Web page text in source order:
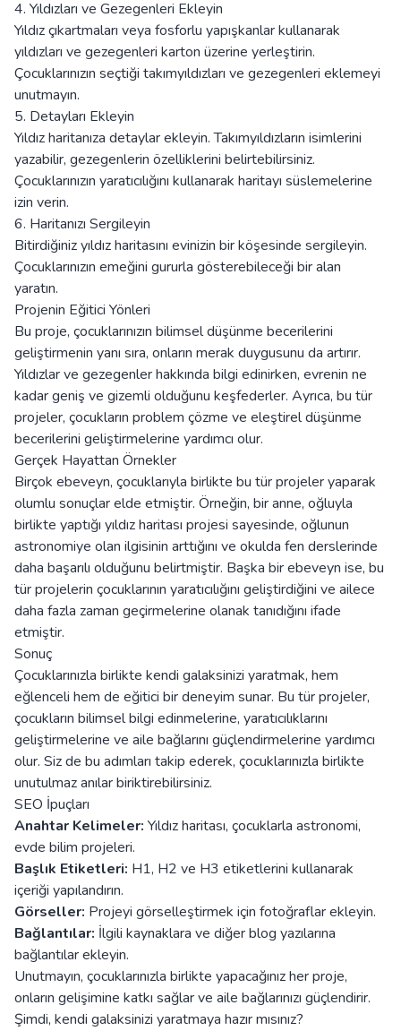
4. Yıldızları ve Gezegenleri Ekleyin
Yıldız çıkartmaları veya fosforlu yapışkanlar kullanarak
yıldızları ve gezegenleri karton üzerine yerleştirin.
Çocuklarınızın seçtiği takımyıldızları ve gezegenleri eklemeyi
unutmayın.
5. Detayları Ekleyin
Yıldız haritanıza detaylar ekleyin. Takımyıldızların isimlerini
yazabilir, gezegenlerin özelliklerini belirtebilirsiniz.
Çocuklarınızın yaratıcılığını kullanarak haritayı süslemelerine
izin verin.
6. Haritanızı Sergileyin
Bitirdiğiniz yıldız haritasını evinizin bir köşesinde sergileyin.
Çocuklarınızın emeğini gururla gösterebileceği bir alan
yaratın.
Projenin Eğitici Yönleri
Bu proje, çocuklarınızın bilimsel düşünme becerilerini
geliştirmenin yanı sıra, onların merak duygusunu da artırır.
Yıldızlar ve gezegenler hakkında bilgi edinirken, evrenin ne
kadar geniş ve gizemli olduğunu keşfederler. Ayrıca, bu tür
projeler, çocukların problem çözme ve eleştirel düşünme
becerilerini geliştirmelerine yardımcı olur.
Gerçek Hayattan Örnekler
Birçok ebeveyn, çocuklarıyla birlikte bu tür projeler yaparak
olumlu sonuçlar elde etmiştir. Örneğin, bir anne, oğluyla
birlikte yaptığı yıldız haritası projesi sayesinde, oğlunun
astronomiye olan ilgisinin arttığını ve okulda fen derslerinde
daha başarılı olduğunu belirtmiştir. Başka bir ebeveyn ise, bu
tür projelerin çocuklarının yaratıcılığını geliştirdiğini ve ailece
daha fazla zaman geçirmelerine olanak tanıdığını ifade
etmiştir.
Sonuç
Çocuklarınızla birlikte kendi galaksinizi yaratmak, hem
eğlenceli hem de eğitici bir deneyim sunar. Bu tür projeler,
çocukların bilimsel bilgi edinmelerine, yaratıcılıklarını
geliştirmelerine ve aile bağlarını güçlendirmelerine yardımcı
olur. Siz de bu adımları takip ederek, çocuklarınızla birlikte
unutulmaz anılar biriktirebilirsiniz.
SEO İpuçları
Anahtar Kelimeler: Yıldız haritası, çocuklarla astronomi,
evde bilim projeleri.
Başlık Etiketleri: H1, H2 ve H3 etiketlerini kullanarak
içeriği yapılandırın.
Görseller: Projeyi görselleştirmek için fotoğraflar ekleyin.
Bağlantılar: İlgili kaynaklara ve diğer blog yazılarına
bağlantılar ekleyin.
Unutmayın, çocuklarınızla birlikte yapacağınız her proje,
onların gelişimine katkı sağlar ve aile bağlarınızı güçlendirir.
Şimdi, kendi galaksinizi yaratmaya hazır mısınız?